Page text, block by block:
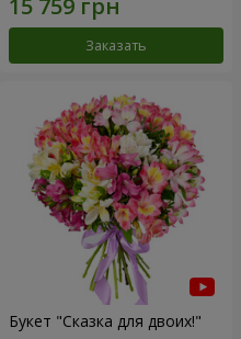
Заказать
Букет "Сказка для двоих!"